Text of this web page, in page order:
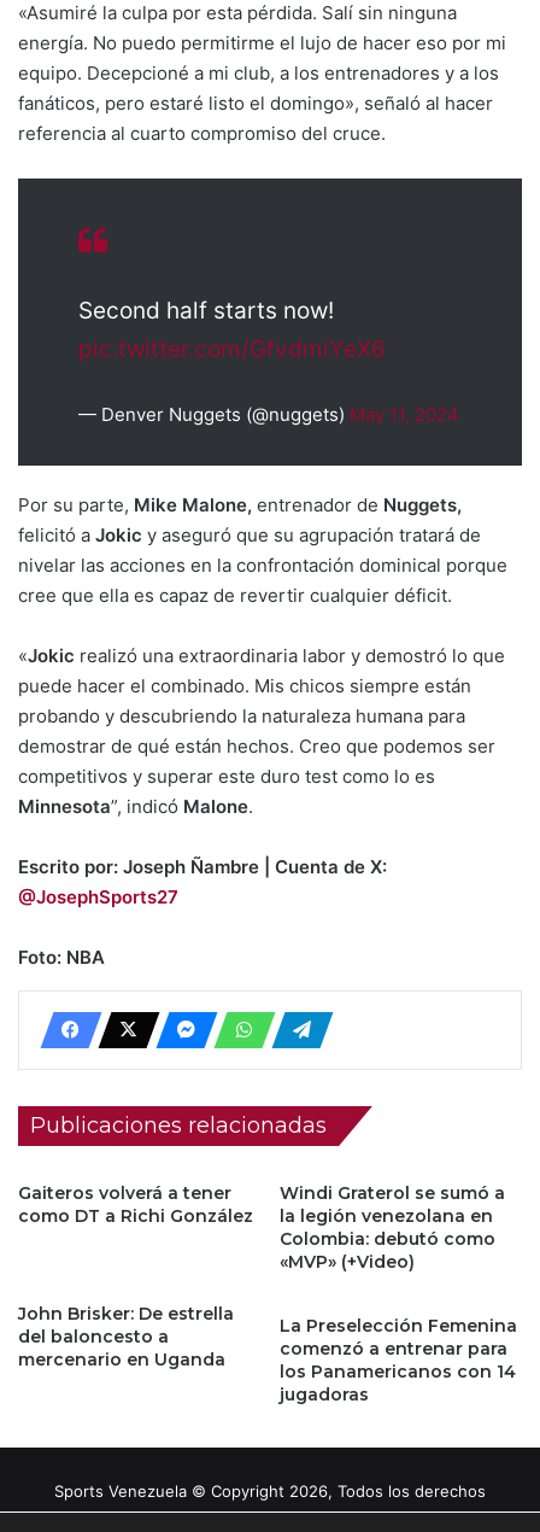
«Asumiré la culpa por esta pérdida. Salí sin ninguna
energía. No puedo permitirme el lujo de hacer eso por mi
equipo. Decepcioné a mi club, a los entrenadores y a los
fanáticos, pero estaré listo el domingo», señaló al hacer
referencia al cuarto compromiso del cruce.
Second half starts now!
pic.twitter.com/GfvdmiYeX6
— Denver Nuggets (@nuggets) May 11, 2024
Por su parte, Mike Malone, entrenador de Nuggets,
felicitó a Jokic y aseguró que su agrupación tratará de
nivelar las acciones en la confrontación dominical porque
cree que ella es capaz de revertir cualquier déficit.
«Jokic realizó una extraordinaria labor y demostró lo que
puede hacer el combinado. Mis chicos siempre están
probando y descubriendo la naturaleza humana para
demostrar de qué están hechos. Creo que podemos ser
competitivos y superar este duro test como lo es
Minnesota”, indicó Malone.
Escrito por: Joseph Ñambre | Cuenta de X:
@JosephSports27
Foto: NBA
Publicaciones relacionadas
Gaiteros volverá a tener
como DT a Richi González
Windi Graterol se sumó a
la legión venezolana en
Colombia: debutó como
«MVP» (+Video)
John Brisker: De estrella
del baloncesto a
mercenario en Uganda
La Preselección Femenina
comenzó a entrenar para
los Panamericanos con 14
jugadoras
Sports Venezuela © Copyright 2026, Todos los derechos